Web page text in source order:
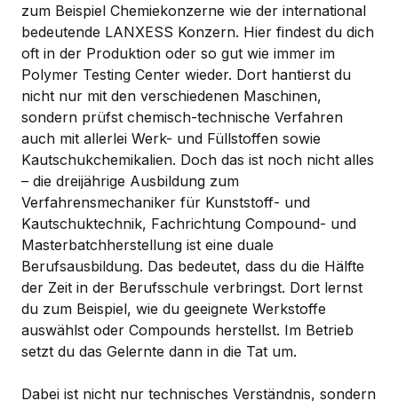
zum Beispiel Chemiekonzerne wie der international
bedeutende LANXESS Konzern. Hier findest du dich
oft in der Produktion oder so gut wie immer im
Polymer Testing Center wieder. Dort hantierst du
nicht nur mit den verschiedenen Maschinen,
sondern prüfst chemisch-technische Verfahren
auch mit allerlei Werk- und Füllstoffen sowie
Kautschukchemikalien. Doch das ist noch nicht alles
– die dreijährige Ausbildung zum
Verfahrensmechaniker für Kunststoff- und
Kautschuktechnik, Fachrichtung Compound- und
Masterbatchherstellung ist eine duale
Berufsausbildung. Das bedeutet, dass du die Hälfte
der Zeit in der Berufsschule verbringst. Dort lernst
du zum Beispiel, wie du geeignete Werkstoffe
auswählst oder Compounds herstellst. Im Betrieb
setzt du das Gelernte dann in die Tat um.
Dabei ist nicht nur technisches Verständnis, sondern